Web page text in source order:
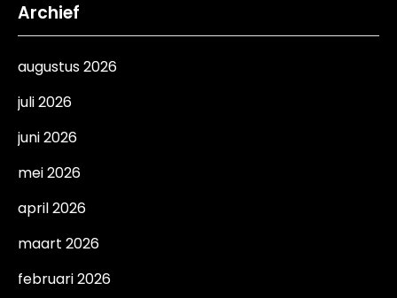
Archief
augustus 2026
juli 2026
juni 2026
mei 2026
april 2026
maart 2026
februari 2026